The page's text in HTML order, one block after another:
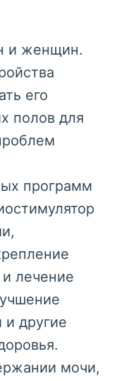
и женщин.
его
полов для
программ
лечение
и другие
мочи,